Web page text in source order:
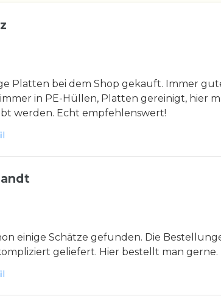
Platten bei dem Shop gekauft. Immer
in PE-Hüllen, Platten gereinigt, hier
werden. Echt empfehlenswert!
einige Schätze gefunden. Die
geliefert. Hier bestellt man gerne.